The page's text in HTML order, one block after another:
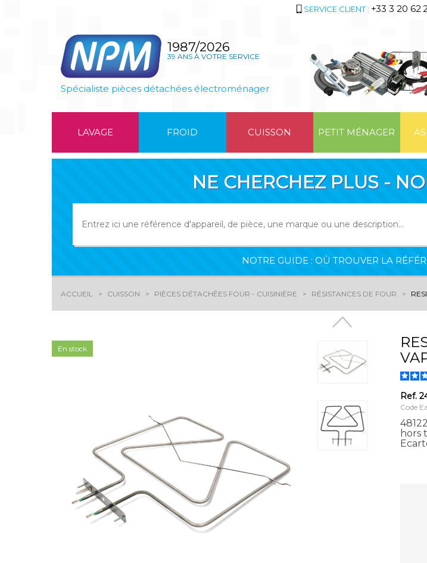
SERVICE CLIENT : +33 3 20 62
1987/2026
39 ANS À VOTRE SERVICE
Spécialiste pièces détachées électroménager
LAVAGE FROID CUISSON PETIT MÉNAGER
NE CHERCHEZ PLUS -
NOTRE GUIDE : OÙ TROUVER LA
ACCUEIL CUISSON PIÈCES DÉTACHÉES FOUR - CUISINIÈRE RÉSISTANCES DE FOUR
En stock
Ref.
Code
hors